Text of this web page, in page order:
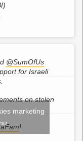
@SumOfUs
for Israeli
on stolen
!
marketing